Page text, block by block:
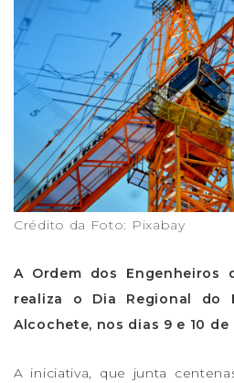
Crédito da Foto: Pixabay
A Ordem dos Engenheiros
realiza o Dia Regional do
Alcochete, nos dias 9 e 10 de
A iniciativa, que junta